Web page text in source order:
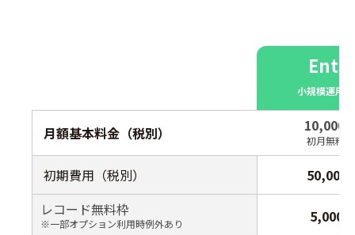
小規模運用
月額基本料金（税別） 10,000
初月無料！
初期費用（税別） 50,00
レコード無料枠
※一部オプション利用時例外あり 5,000